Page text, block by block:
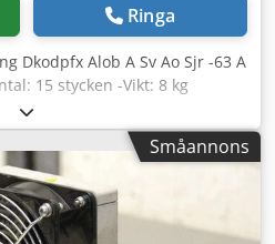
Ringa
Dkodpfx Alob A Sv Ao Sjr -63 A
15 stycken -Vikt: 8 kg
Småannons